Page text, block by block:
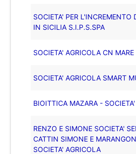
SOCIETA' PER L'INCREMENTO
IN SICILIA S.I.P.S.SPA
SOCIETA' AGRICOLA CN MARE
SOCIETA' AGRICOLA SMART
BIOITTICA MAZARA -
RENZO E SIMONE SOCIETA'
CATTIN SIMONE E
SOCIETA' AGRICOLA